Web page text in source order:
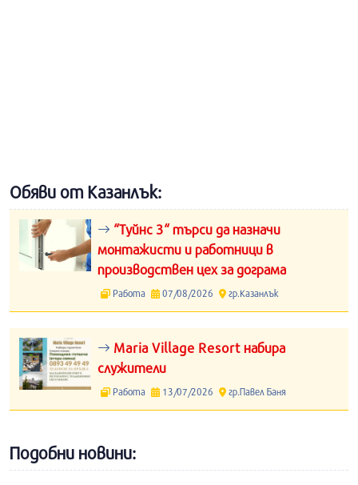
Обяви от Казанлък:
“Туйнс 3“ търси да назначи
монтажисти и работници в
производствен цех за дограма
Работа 07/08/2026 гр.Казанлък
Maria Village Resort набира
служители
Работа 13/07/2026 гр.Павел Баня
Подобни новини: